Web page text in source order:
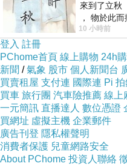
來到了立秋
， 物於此
10 小時前
登入 註冊
PChome首頁 線上購物 24h
新聞 /氣象 股市 個人新聞台
買賣租屋 支付連 國際連 Pi
買車 旅行團 汽車險推薦 線上
一元簡訊 直播達人 數位憑證
買網址 虛擬主機 企業郵件
廣告刊登 隱私權聲明
消費者保護 兒童網路安全
About PChome 投資人聯絡